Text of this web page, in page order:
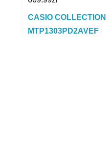
CASIO COLLECTION
MTP1303PD2AVEF